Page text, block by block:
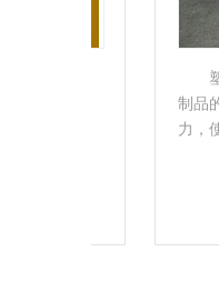
塑胶行
制品的表面
力，使产品便